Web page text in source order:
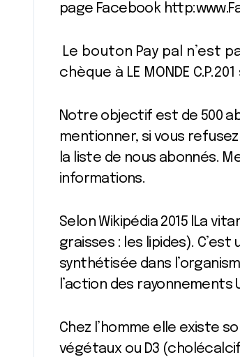
page Facebook
Le bouton Pay pal n’est
chèque à LE MONDE
Notre objectif est de 500
mentionner, si vous
la liste de nous abonnés.
informations.
Selon Wikipédia 2015 lLa
graisses : les lipides).
synthétisée dans
l’action des rayonnements
Chez l’homme elle existe
végétaux ou D3